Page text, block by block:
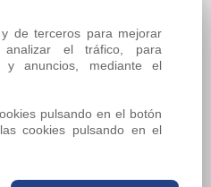
de terceros para mejorar
analizar el tráfico, para
y anuncios, mediante el
pulsando en el botón
cookies pulsando en el